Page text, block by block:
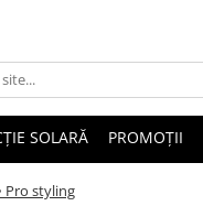
SOLARĂ PROMOȚII
Pro styling